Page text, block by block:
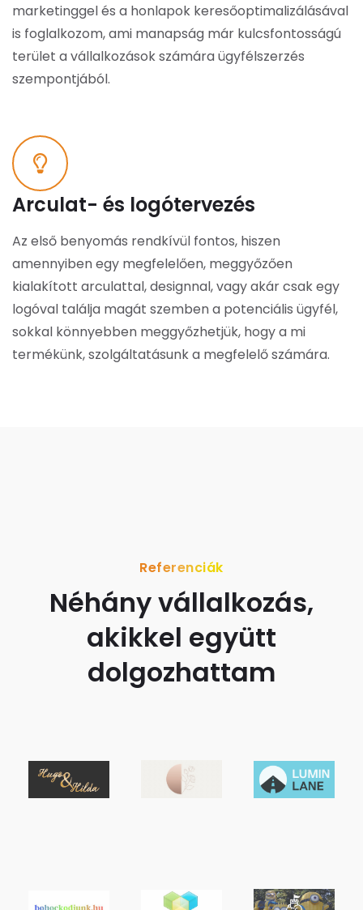
marketinggel és a honlapok keresőoptimalizálásával
is foglalkozom, ami manapság már kulcsfontosságú
terület a vállalkozások számára ügyfélszerzés
szempontjából.
Arculat- és logótervezés
Az első benyomás rendkívül fontos, hiszen
amennyiben egy megfelelően, meggyőzően
kialakított arculattal, designnal, vagy akár csak egy
logóval találja magát szemben a potenciális ügyfél,
sokkal könnyebben meggyőzhetjük, hogy a mi
termékünk, szolgáltatásunk a megfelelő számára.
Referenciák
Néhány vállalkozás,
akikkel együtt
dolgozhattam